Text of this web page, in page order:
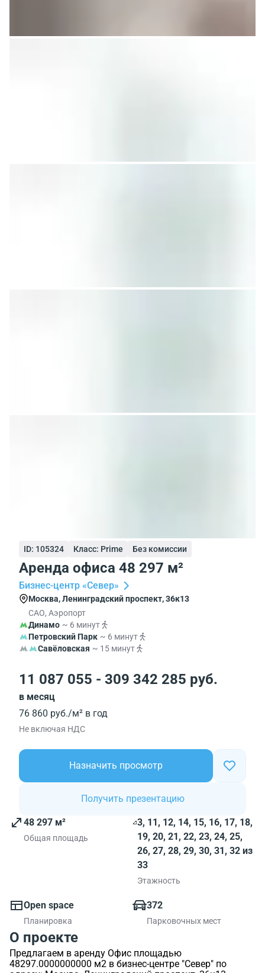
ID: 105324 Класс: Prime Без комиссии
Аренда офиса 48 297 м²
Бизнес-центр «Север»
Москва, Ленинградский проспект, 36к13
САО, Аэропорт
Динамо ~ 6 минут
Петровский Парк ~ 6 минут
Савёловская ~ 15 минут
11 087 055 - 309 342 285 руб.
в месяц
76 860 руб./м² в год
Не включая НДС
Назначить просмотр
Получить презентацию
48 297 м²
Общая площадь
3, 11, 12, 14, 15, 16, 17, 18,
19, 20, 21, 22, 23, 24, 25,
26, 27, 28, 29, 30, 31, 32 из
33
Этажность
Open space
Планировка
372
Парковочных мест
О проекте
Предлагаем в аренду Офис площадью
48297.0000000000 м2 в бизнес-центре "Север" по